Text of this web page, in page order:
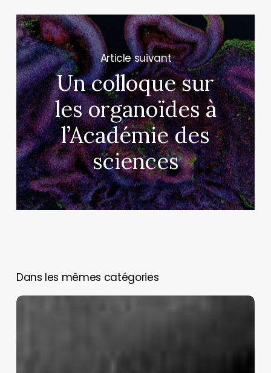
Next Post
Un colloque sur
les organoïdes à
l’Académie des
sciences
You May Also Like
Nouvelle